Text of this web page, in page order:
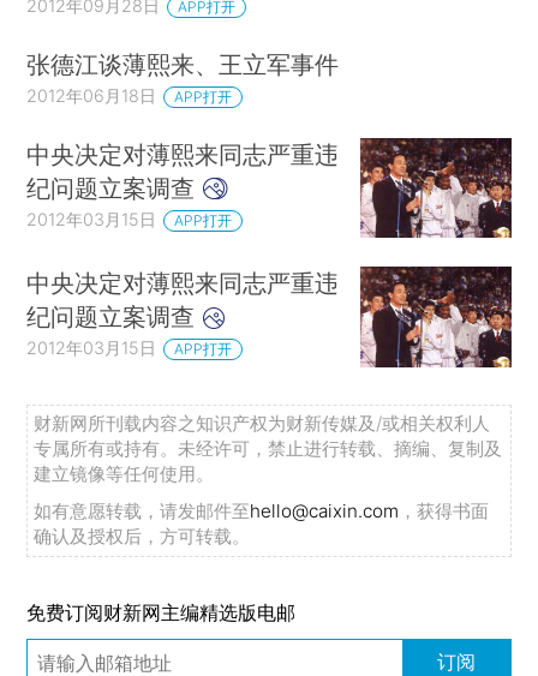
2012年09月28日 APP打开
张德江谈薄熙来、王立军事件
2012年06月18日 APP打开
中央决定对薄熙来同志严重违
纪问题立案调查
2012年03月15日 APP打开
中央决定对薄熙来同志严重违
纪问题立案调查
2012年03月15日 APP打开
财新网所刊载内容之知识产权为财新传媒及/或相关权利人
专属所有或持有。未经许可，禁止进行转载、摘编、复制及
建立镜像等任何使用。
如有意愿转载，请发邮件至hello@caixin.com ，获得书面
确认及授权后，方可转载。
免费订阅财新网主编精选版电邮
订阅